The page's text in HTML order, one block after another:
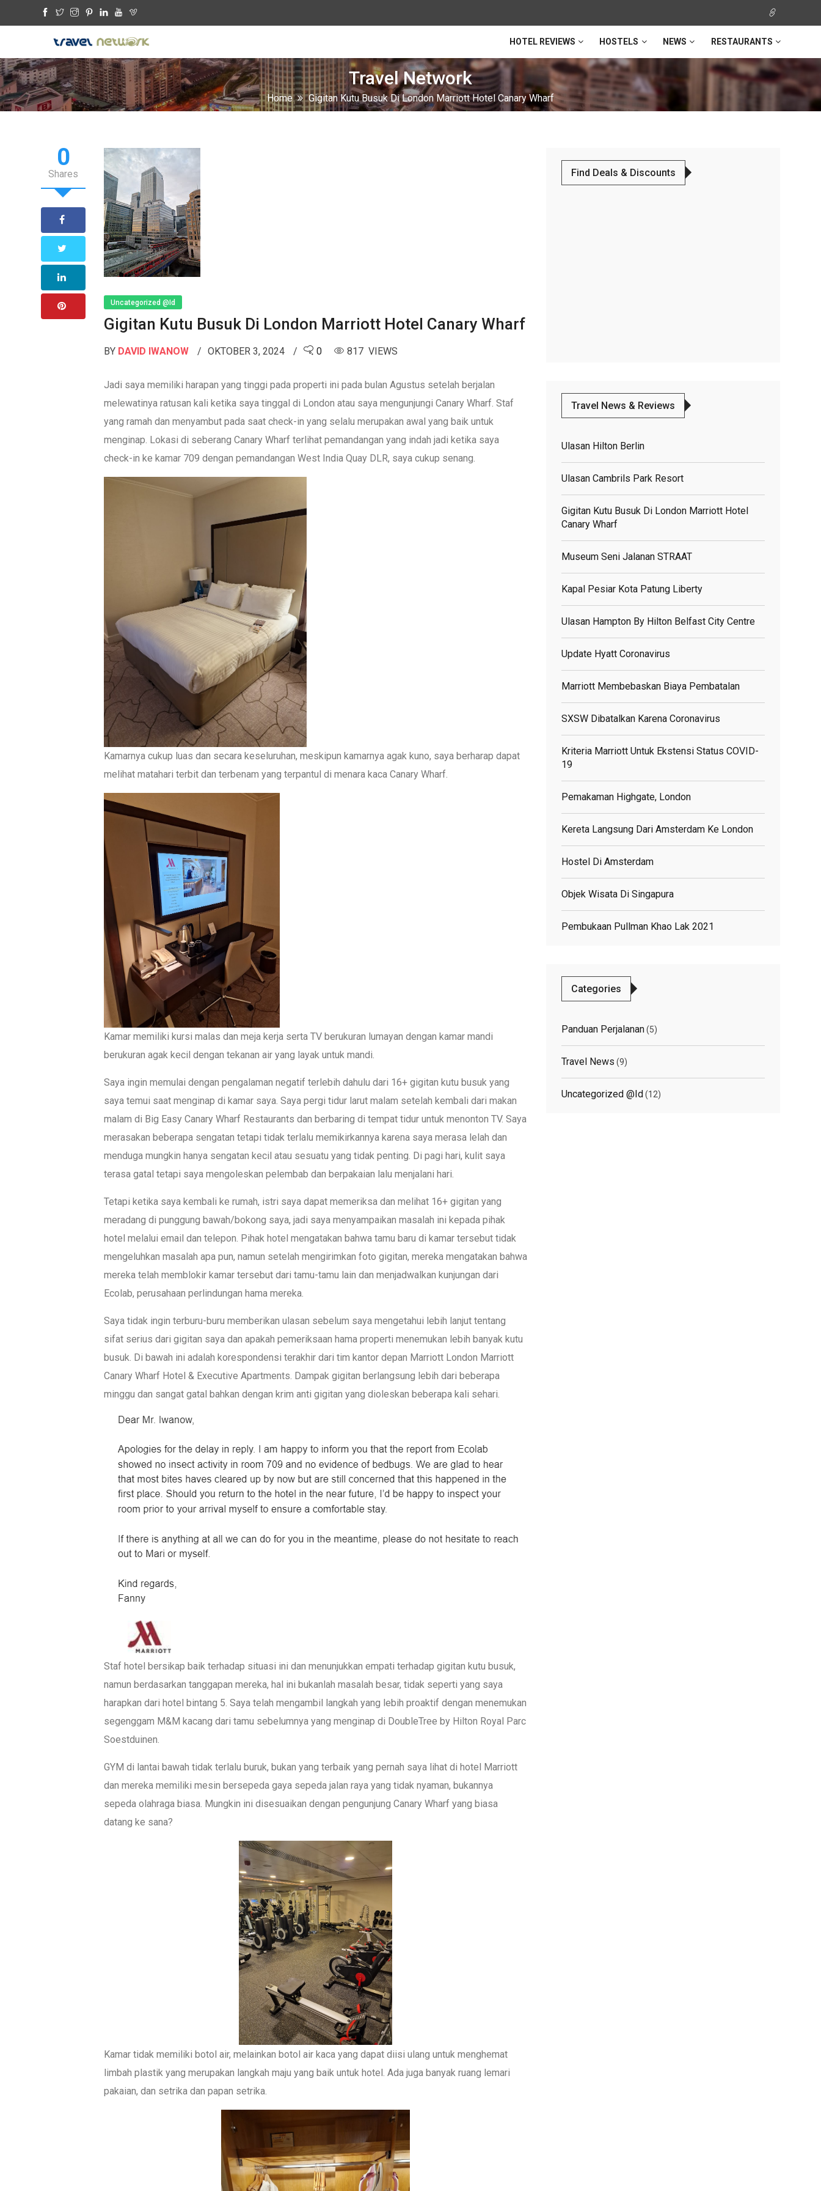
HOTEL REVIEWS HOSTELS NEWS RESTAURANTS
Travel Network
Home Gigitan Kutu Busuk Di London Marriott Hotel Canary Wharf
0
Shares
Uncategorized @id
Gigitan Kutu Busuk Di London Marriott Hotel Canary Wharf
BY DAVID IWANOW OKTOBER 3, 2024 0 817 VIEWS
Jadi saya memiliki harapan yang tinggi pada properti ini pada bulan Agustus setelah berjalan
melewatinya ratusan kali ketika saya tinggal di London atau saya mengunjungi Canary Wharf. Staf
yang ramah dan menyambut pada saat check-in yang selalu merupakan awal yang baik untuk
menginap. Lokasi di seberang Canary Wharf terlihat pemandangan yang indah jadi ketika saya
check-in ke kamar 709 dengan pemandangan West India Quay DLR, saya cukup senang.
Kamarnya cukup luas dan secara keseluruhan, meskipun kamarnya agak kuno, saya berharap dapat
melihat matahari terbit dan terbenam yang terpantul di menara kaca Canary Wharf.
Kamar memiliki kursi malas dan meja kerja serta TV berukuran lumayan dengan kamar mandi
berukuran agak kecil dengan tekanan air yang layak untuk mandi.
Saya ingin memulai dengan pengalaman negatif terlebih dahulu dari 16+ gigitan kutu busuk yang
saya temui saat menginap di kamar saya. Saya pergi tidur larut malam setelah kembali dari makan
malam di Big Easy Canary Wharf Restaurants dan berbaring di tempat tidur untuk menonton TV. Saya
merasakan beberapa sengatan tetapi tidak terlalu memikirkannya karena saya merasa lelah dan
menduga mungkin hanya sengatan kecil atau sesuatu yang tidak penting. Di pagi hari, kulit saya
terasa gatal tetapi saya mengoleskan pelembab dan berpakaian lalu menjalani hari.
Tetapi ketika saya kembali ke rumah, istri saya dapat memeriksa dan melihat 16+ gigitan yang
meradang di punggung bawah/bokong saya, jadi saya menyampaikan masalah ini kepada pihak
hotel melalui email dan telepon. Pihak hotel mengatakan bahwa tamu baru di kamar tersebut tidak
mengeluhkan masalah apa pun, namun setelah mengirimkan foto gigitan, mereka mengatakan bahwa
mereka telah memblokir kamar tersebut dari tamu-tamu lain dan menjadwalkan kunjungan dari
Ecolab, perusahaan perlindungan hama mereka.
Saya tidak ingin terburu-buru memberikan ulasan sebelum saya mengetahui lebih lanjut tentang
sifat serius dari gigitan saya dan apakah pemeriksaan hama properti menemukan lebih banyak kutu
busuk. Di bawah ini adalah korespondensi terakhir dari tim kantor depan Marriott London Marriott
Canary Wharf Hotel & Executive Apartments. Dampak gigitan berlangsung lebih dari beberapa
minggu dan sangat gatal bahkan dengan krim anti gigitan yang dioleskan beberapa kali sehari.
Staf hotel bersikap baik terhadap situasi ini dan menunjukkan empati terhadap gigitan kutu busuk,
namun berdasarkan tanggapan mereka, hal ini bukanlah masalah besar, tidak seperti yang saya
harapkan dari hotel bintang 5. Saya telah mengambil langkah yang lebih proaktif dengan menemukan
segenggam M&M kacang dari tamu sebelumnya yang menginap di DoubleTree by Hilton Royal Parc
Soestduinen.
GYM di lantai bawah tidak terlalu buruk, bukan yang terbaik yang pernah saya lihat di hotel Marriott
dan mereka memiliki mesin bersepeda gaya sepeda jalan raya yang tidak nyaman, bukannya
sepeda olahraga biasa. Mungkin ini disesuaikan dengan pengunjung Canary Wharf yang biasa
datang ke sana?
Kamar tidak memiliki botol air, melainkan botol air kaca yang dapat diisi ulang untuk menghemat
limbah plastik yang merupakan langkah maju yang baik untuk hotel. Ada juga banyak ruang lemari
pakaian, dan setrika dan papan setrika.
Find Deals & Discounts
Travel News & Reviews
Ulasan Hilton Berlin
Ulasan Cambrils Park Resort
Gigitan Kutu Busuk Di London Marriott Hotel
Canary Wharf
Museum Seni Jalanan STRAAT
Kapal Pesiar Kota Patung Liberty
Ulasan Hampton By Hilton Belfast City Centre
Update Hyatt Coronavirus
Marriott Membebaskan Biaya Pembatalan
SXSW Dibatalkan Karena Coronavirus
Kriteria Marriott Untuk Ekstensi Status COVID-
19
Pemakaman Highgate, London
Kereta Langsung Dari Amsterdam Ke London
Hostel Di Amsterdam
Objek Wisata Di Singapura
Pembukaan Pullman Khao Lak 2021
Categories
Panduan Perjalanan(5)
Travel News (9)
Uncategorized @id (12)